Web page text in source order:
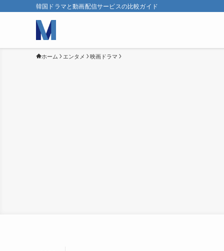
韓国ドラマと動画配信サービスの比較ガイド
ホーム エンタメ 映画ドラマ